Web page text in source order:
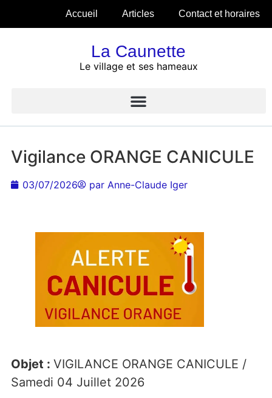
Accueil Articles Contact et horaires
La Caunette
Le village et ses hameaux
Vigilance ORANGE CANICULE
03/07/2026 parAnne-Claude Iger
Objet : VIGILANCE ORANGE CANICULE /
Samedi 04 Juillet 2026